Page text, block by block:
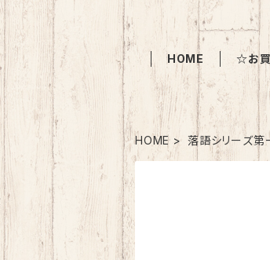
HOME ☆お買
HOME 落語シリーズ第